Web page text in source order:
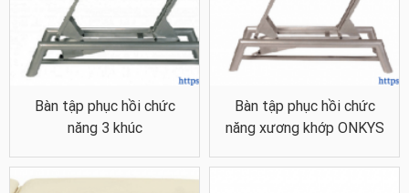
Bàn tập phục hồi chức
năng 3 khúc
Bàn tập phục hồi chức
năng xương khớp ONKYS